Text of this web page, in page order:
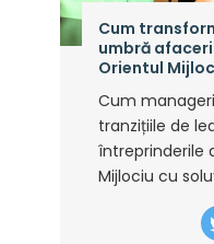
Cum
umbră
Orientul
Cum
tranzițiile de
întreprinderile
Mijlociu cu